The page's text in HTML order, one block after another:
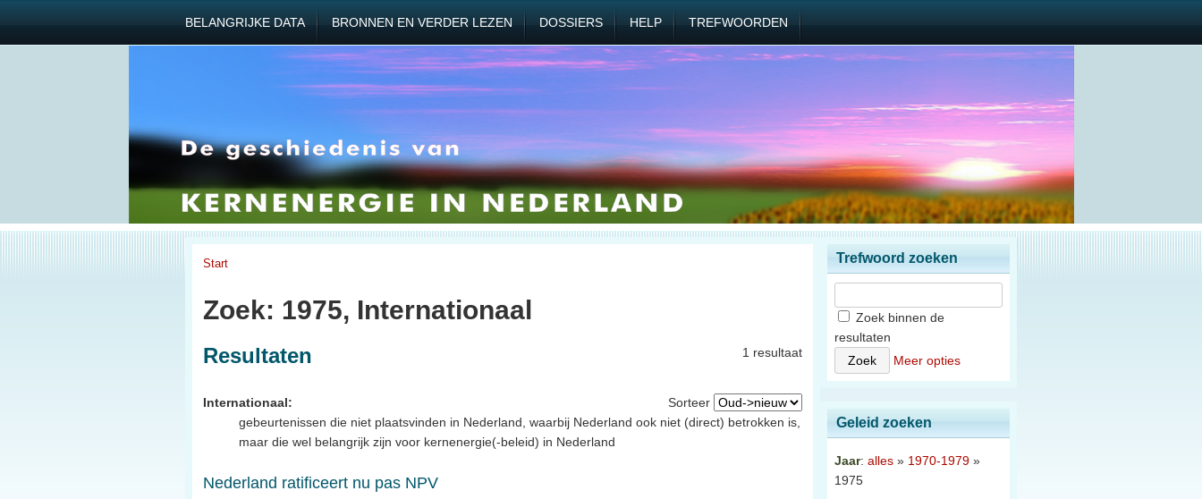
BELANGRIJKE DATA BRONNEN EN VERDER LEZEN DOSSIERS HELP TREFWOORDEN
Start
Zoek: 1975, Internationaal
1 resultaat
Resultaten
Sorteer
Internationaal:
gebeurtenissen die niet plaatsvinden in Nederland, waarbij Nederland ook niet (direct) betrokken is,
maar die wel belangrijk zijn voor kernenergie(-beleid) in Nederland
Nederland ratificeert nu pas NPV
Trefwoord zoeken
Zoek binnen de
resultaten
Meer opties
Geleid zoeken
Jaar: alles » 1970-1979 »
1975